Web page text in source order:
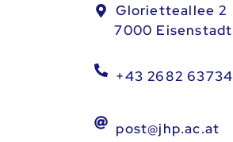
Glorietteallee 2
7000 Eisenstadt
+43 2682 63734
post@jhp.ac.at